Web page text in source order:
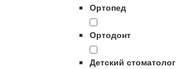
Ортопед
Ортодонт
Детский стоматолог